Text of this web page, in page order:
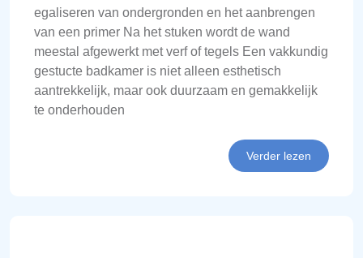
egaliseren van ondergronden en het aanbrengen
van een primer Na het stuken wordt de wand
meestal afgewerkt met verf of tegels Een vakkundig
gestucte badkamer is niet alleen esthetisch
aantrekkelijk, maar ook duurzaam en gemakkelijk
te onderhouden
Verder lezen